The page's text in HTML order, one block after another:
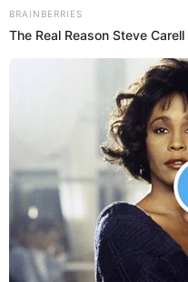
Cha Eun Woo
Se acaba de estrenar los
Isabel Gonzalez